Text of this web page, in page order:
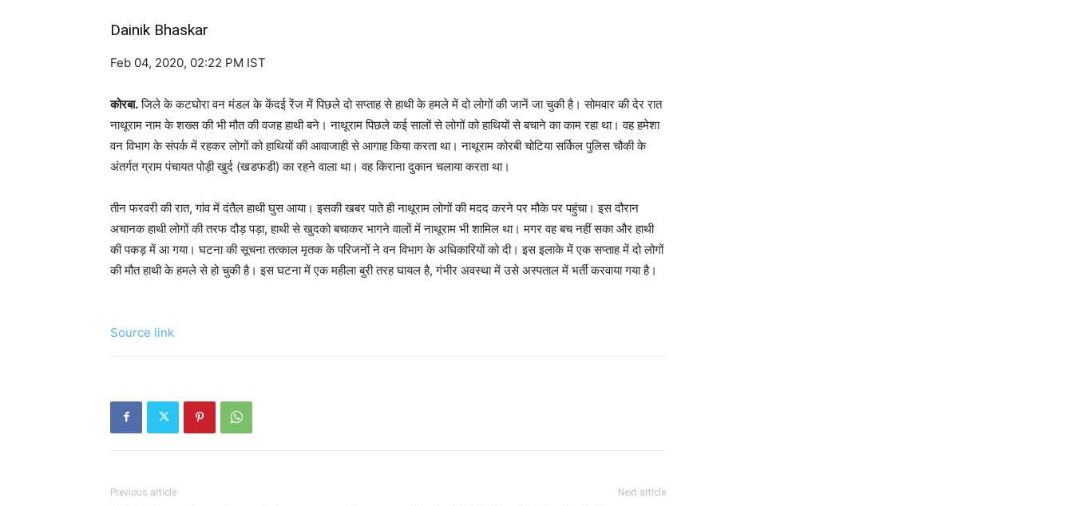
Dainik Bhaskar
Feb 04, 2020, 02:22 PM IST
कोरबा.जिले के कटघोरा वन मंडल के केंदई रेंज में पिछले दो सप्ताह से हाथी के हमले में दो लोगों की जानें जा चुकी है। सोमवार की देर रात
नाथूराम नाम के शख्स की भी मौत की वजह हाथी बने। नाथूराम पिछले कई सालों से लोगों को हाथियों से बचाने का काम रहा था। वह हमेशा
वन विभाग के संपर्क में रहकर लोगों को हाथियों की आवाजाही से आगाह किया करता था। नाथूराम कोरबी चोटिया सर्किल पुलिस चौकी के
अंतर्गत ग्राम पंचायत पोड़ी खुर्द (खडफडी) का रहने वाला था। वह किराना दुकान चलाया करता था।
तीन फरवरी की रात, गांव में दंतैल हाथी घुस आया। इसकी खबर पाते ही नाथूराम लोगों की मदद करने पर मौके पर पहुंचा। इस दौरान
अचानक हाथी लोगों की तरफ दौड़ पड़ा, हाथी से खुदको बचाकर भागने वालों में नाथूराम भी शामिल था। मगर वह बच नहीं सका और हाथी
की पकड़ में आ गया। घटना की सूचना तत्काल मृतक के परिजनों ने वन विभाग के अधिकारियों को दी। इस इलाके में एक सप्ताह में दो लोगों
की मौत हाथी के हमले से हो चुकी है। इस घटना में एक महीला बुरी तरह घायल है, गंभीर अवस्था में उसे अस्पताल में भर्ती करवाया गया है।
Source link
Previous article Next article